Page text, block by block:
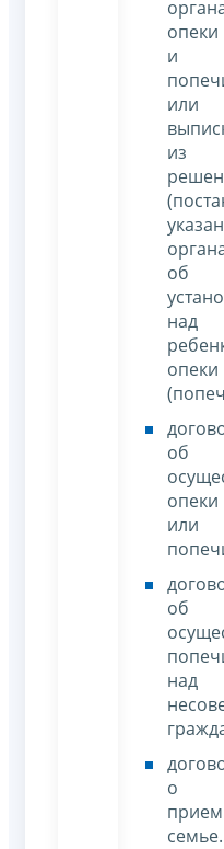
опеки
и
или
из
об
над
опеки
об
опеки
или
об
над
о
семье.